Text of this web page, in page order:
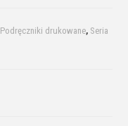
Podręczniki drukowane, Seria